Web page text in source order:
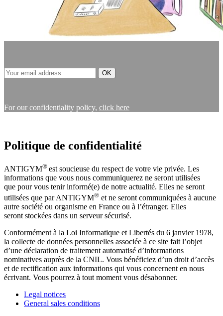
For our confidentiality policy, click here
Politique de confidentialité
ANTIGYM® est soucieuse du respect de votre vie privée. Les
informations que vous nous communiquerez ne seront utilisées
que pour vous tenir informé(e) de notre actualité. Elles ne seront
utilisées que par ANTIGYM® et ne seront communiquées à aucune
autre société ou organisme en France ou à l’étranger. Elles
seront stockées dans un serveur sécurisé.
Conformément à la Loi Informatique et Libertés du 6 janvier 1978,
la collecte de données personnelles associée à ce site fait l’objet
d’une déclaration de traitement automatisé d’informations
nominatives auprès de la CNIL. Vous bénéficiez d’un droit d’accès
et de rectification aux informations qui vous concernent en nous
écrivant. Vous pourrez à tout moment vous désabonner.
Legal notices
General sales conditions